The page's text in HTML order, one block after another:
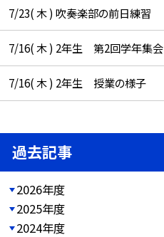
7/23( 木 ) 吹奏楽部の前日練習
7/16( 木 ) 2年生 第2回学年集会
7/16( 木 ) 2年生 授業の様子
過去記事
2026年度
2025年度
2024年度